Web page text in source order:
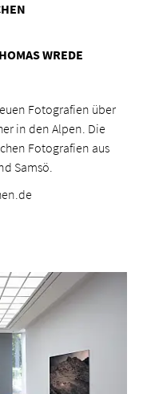
WREDE
Fotografien über
in den Alpen. Die
Fotografien aus
Samsö.